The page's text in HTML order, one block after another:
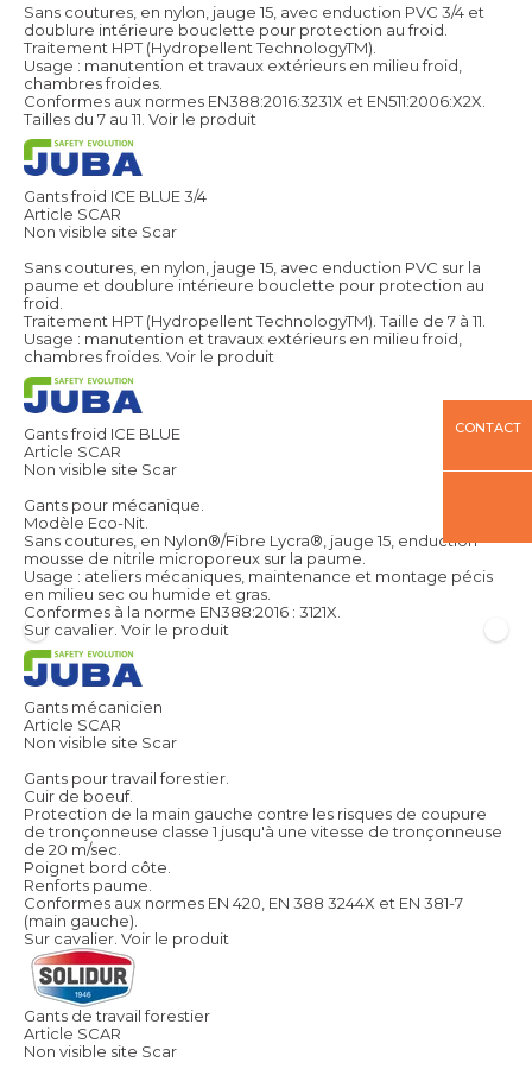
Sans coutures, en nylon, jauge 15, avec enduction PVC 3/4 et
doublure intérieure bouclette pour protection au froid.
Traitement HPT (Hydropellent TechnologyTM).
Usage : manutention et travaux extérieurs en milieu froid,
chambres froides.
Conformes aux normes EN388:2016:3231X et EN511:2006:X2X.
Tailles du 7 au 11. Voir le produit
Gants froid ICE BLUE 3/4
Article SCAR
Non visible site Scar
Sans coutures, en nylon, jauge 15, avec enduction PVC sur la
paume et doublure intérieure bouclette pour protection au
froid.
Traitement HPT (Hydropellent TechnologyTM). Taille de 7 à 11.
Usage : manutention et travaux extérieurs en milieu froid,
chambres froides. Voir le produit
Gants froid ICE BLUE
Article SCAR
Non visible site Scar
Gants pour mécanique.
Modèle Eco-Nit.
Sans coutures, en Nylon®/Fibre Lycra®, jauge 15, enduction
mousse de nitrile microporeux sur la paume.
Usage : ateliers mécaniques, maintenance et montage pécis
en milieu sec ou humide et gras.
Conformes à la norme EN388:2016 : 3121X.
Sur cavalier. Voir le produit
Gants mécanicien
Article SCAR
Non visible site Scar
Gants pour travail forestier.
Cuir de boeuf.
Protection de la main gauche contre les risques de coupure
de tronçonneuse classe 1 jusqu'à une vitesse de tronçonneuse
de 20 m/sec.
Poignet bord côte.
Renforts paume.
Conformes aux normes EN 420, EN 388 3244X et EN 381-7
(main gauche).
Sur cavalier. Voir le produit
Gants de travail forestier
Article SCAR
Non visible site Scar
CONTACT